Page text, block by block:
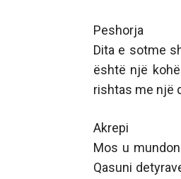
Peshorja
Dita e sotme
është një
rishtas me një
Akrepi
Mos u
Qasuni